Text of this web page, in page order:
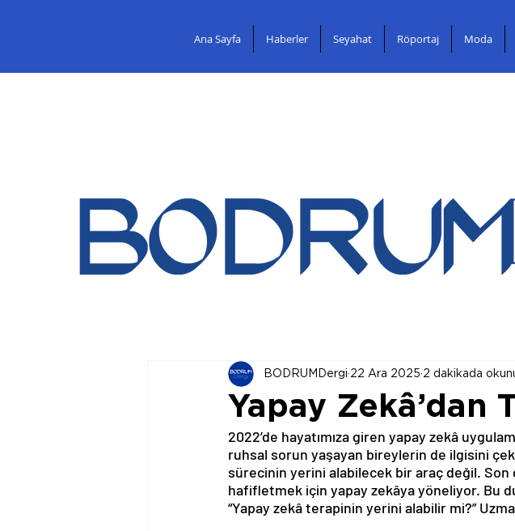
Ana Sayfa Haberler Seyahat Röportaj Moda
Yapay Zekâ’dan
BODRUMDergi 22 Ara 2025 2 dakikada
2022’de hayatımıza giren yapay zekâ
ruhsal sorun yaşayan bireylerin de ilgisini
sürecinin yerini alabilecek bir araç değil. Son
hafifletmek için yapay zekâya yöneliyor. Bu
“Yapay zekâ terapinin yerini alabilir mi?”